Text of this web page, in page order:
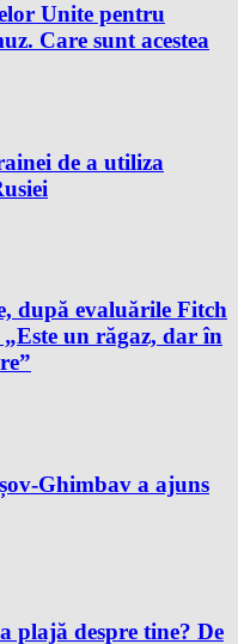
Unite pentru
Care sunt acestea
de a utiliza
după evaluările Fitch
un răgaz, dar în
Ghimbav a ajuns
plajă despre tine? De